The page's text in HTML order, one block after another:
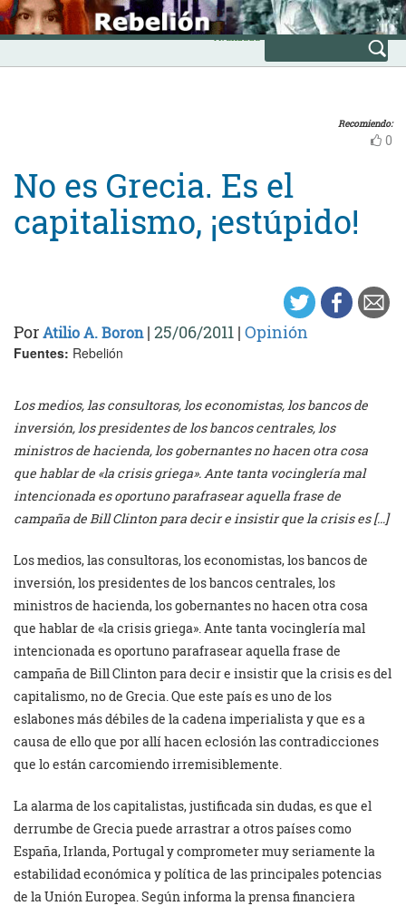
Skip
to
content
INICIO
Avanzada
Recomiendo:
0
No es Grecia. Es el
capitalismo, ¡estúpido!
PorAtilio A. Boron| 25/06/2011 | Opinión
Fuentes: Rebelión
Los medios, las consultoras, los economistas, los bancos de
inversión, los presidentes de los bancos centrales, los
ministros de hacienda, los gobernantes no hacen otra cosa
que hablar de «la crisis griega». Ante tanta vocinglería mal
intencionada es oportuno parafrasear aquella frase de
campaña de Bill Clinton para decir e insistir que la crisis es […]
Los medios, las consultoras, los economistas, los bancos de
inversión, los presidentes de los bancos centrales, los
ministros de hacienda, los gobernantes no hacen otra cosa
que hablar de «la crisis griega». Ante tanta vocinglería mal
intencionada es oportuno parafrasear aquella frase de
campaña de Bill Clinton para decir e insistir que la crisis es del
capitalismo, no de Grecia. Que este país es uno de los
eslabones más débiles de la cadena imperialista y que es a
causa de ello que por allí hacen eclosión las contradicciones
que lo están carcomiendo irremisiblemente.
La alarma de los capitalistas, justificada sin dudas, es que el
derrumbe de Grecia puede arrastrar a otros países como
España, Irlanda, Portugal y comprometer muy seriamente la
estabilidad económica y política de las principales potencias
de la Unión Europea. Según informa la prensa financiera